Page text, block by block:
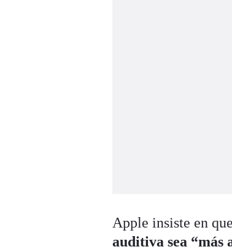
Apple insiste en
auditiva sea “más